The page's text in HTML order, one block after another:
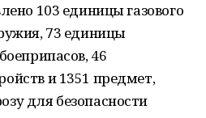
103 единицы газового
73 единицы
46
и 1351 предмет,
для безопасности